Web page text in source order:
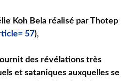
Koh Bela réalisé par Thotep
57),
des révélations très
et sataniques auxquelles se